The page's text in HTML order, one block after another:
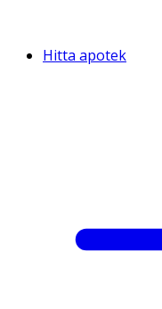
Hitta apotek